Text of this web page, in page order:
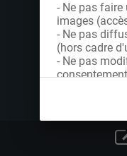
- Ne pas
images
- Ne pas
(hors cadre
- Ne pas
Dans le cas
à nous
de Licence
proposées et